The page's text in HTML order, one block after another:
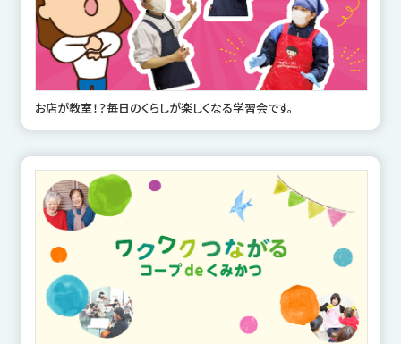
お店が教室！？毎日のくらしが楽しくなる学習会です。